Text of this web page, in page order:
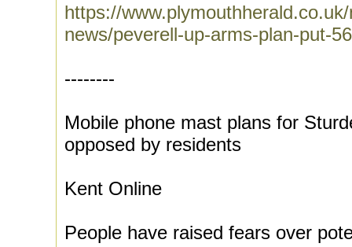
https://
news/peverell-up-arms-plan-put-
--------
Mobile phone mast plans for
opposed by residents
Kent Online
People have raised fears over